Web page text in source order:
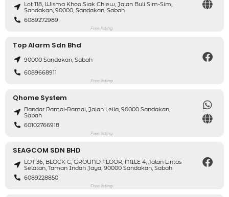
Lot 118, Wisma Khoo Siak Chiew, Jalan Buli Sim-Sim,
Sandakan, 90000, Sandakan, Sabah
6089272989
Free listing
Top Alarm Sdn Bhd
90000 Sandakan, Sabah
6089668911
Free listing
Qhome System
Bandar Ramai-Ramai, Jalan Leila, 90000 Sandakan,
Sabah
60102766918
Free listing
SEAGCOM SDN BHD
LOT 36, BLOCK C, GROUND FLOOR, MILE 4, Jalan Lintas
Selatan, Taman Indah Jaya, 90000 Sandakan, Sabah
6089228850
Free listing